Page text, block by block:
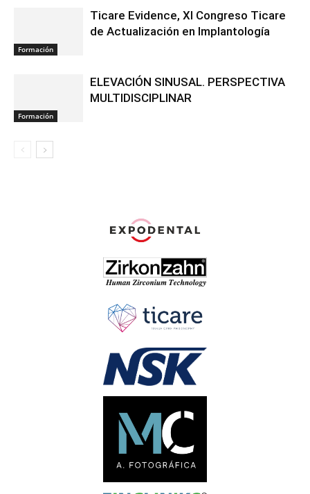
Formación
Ticare Evidence, XI Congreso Ticare
de Actualización en Implantología
Formación
ELEVACIÓN SINUSAL. PERSPECTIVA
MULTIDISCIPLINAR